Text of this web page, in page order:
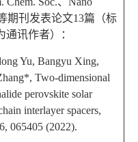
期刊发表论文13篇（标
通讯作者）：
Yu, Bangyu Xing,
Two-dimensional
perovskite solar
interlayer spacers,
6, 065405 (2022).